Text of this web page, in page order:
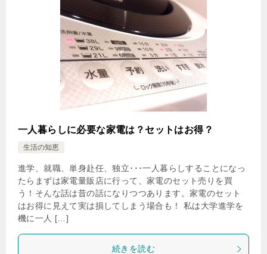
一人暮らしに必要な家電は？セットはお得？
生活の知恵
進学、就職、単身赴任、独立･･･一人暮らしすることになっ
たらまずは家電量販店に行って、家電のセット売りを買
う！そんな話は昔の話になりつつあります。家電のセット
はお得に見えて実は損してしまう場合も！ 私は大学進学を
機に一人 […]
続きを読む